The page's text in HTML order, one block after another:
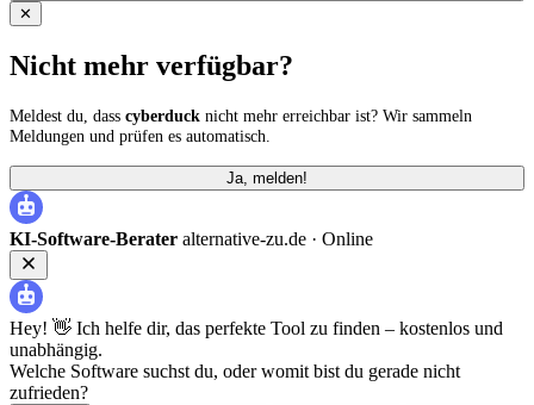
✕
Nicht mehr verfügbar?
Meldest du, dass cyberduck nicht mehr erreichbar ist? Wir sammeln
Meldungen und prüfen es automatisch.
Ja, melden!
KI-Software-Berater alternative-zu.de · Online
Hey! 👋 Ich helfe dir, das perfekte Tool zu finden – kostenlos und
unabhängig.
Welche Software suchst du, oder womit bist du gerade nicht
zufrieden?